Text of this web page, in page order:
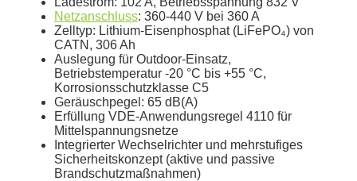
Mit dem Absenden erklären Sie sich mit derDatenverarbeitung
einverstanden. Wir geben Ihre Daten nicht ohne Ihre ausdrückliche
Zustimmung an Dritte weiter. Wir verwenden Ihre Daten nicht zu
Werbezwecken in Form von Newslettern oder sonstigen
Werbeformaten.
Netzanschluss: 360-440 V bei 360 A
Zelltyp: Lithium-Eisenphosphat (LiFePO₄) von
CATN, 306 Ah
Auslegung für Outdoor-Einsatz,
Betriebstemperatur -20 °C bis +55 °C,
Korrosionsschutzklasse C5
Geräuschpegel: 65 dB(A)
Erfüllung VDE-Anwendungsregel 4110 für
Mittelspannungsnetze
Integrierter Wechselrichter und mehrstufiges
Sicherheitskonzept (aktive und passive
Brandschutzmaßnahmen)